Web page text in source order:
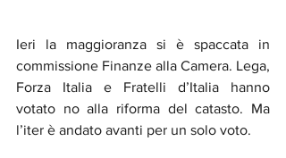
Ieri la maggioranza si è spaccata in
commissione Finanze alla Camera. Lega,
Forza Italia e Fratelli d’Italia hanno
votato no alla riforma del catasto. Ma
l’iter è andato avanti per un solo voto.